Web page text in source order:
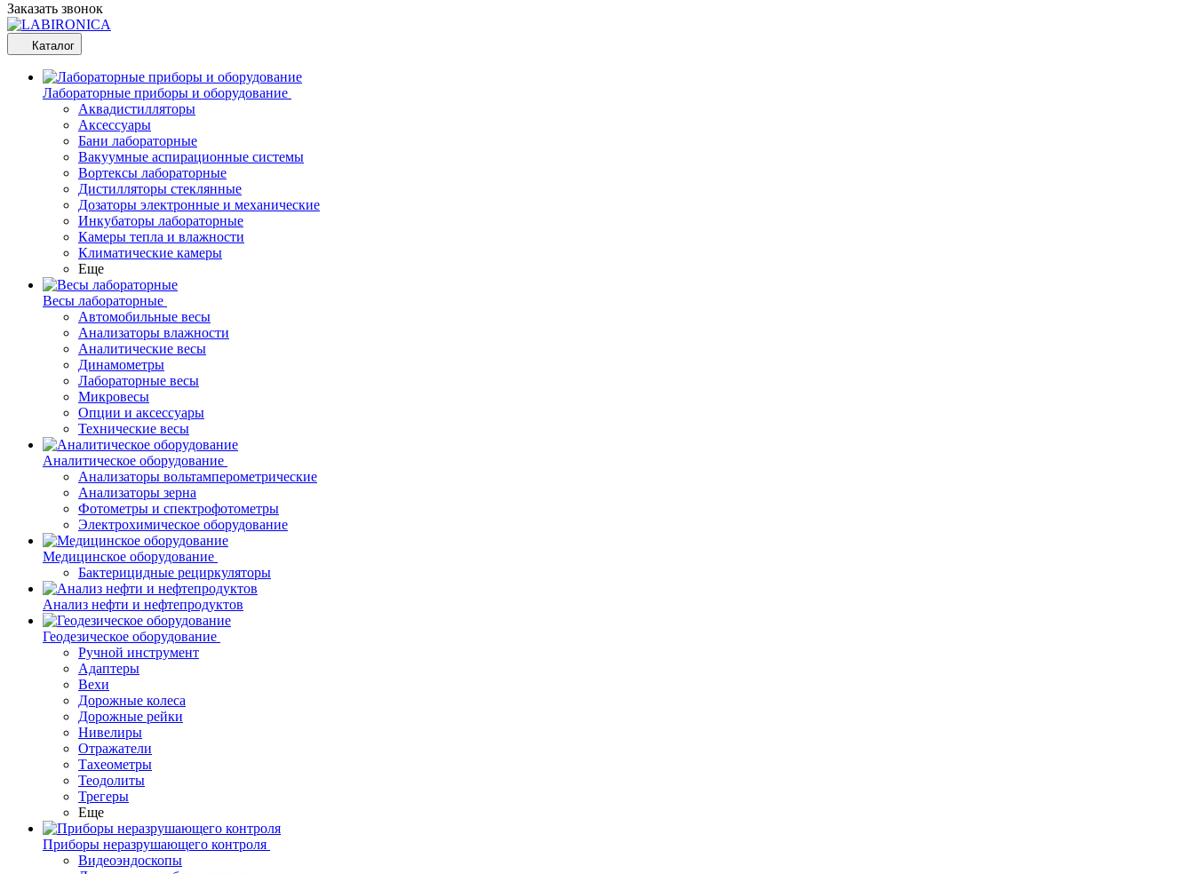
Заказать звонок
Каталог
Лабораторные приборы и оборудование
Аквадистилляторы
Аксессуары
Бани лабораторные
Вакуумные аспирационные системы
Вортексы лабораторные
Дистилляторы стеклянные
Дозаторы электронные и механические
Инкубаторы лабораторные
Камеры тепла и влажности
Климатические камеры
Еще
Весы лабораторные
Автомобильные весы
Анализаторы влажности
Аналитические весы
Динамометры
Лабораторные весы
Микровесы
Опции и аксессуары
Технические весы
Аналитическое оборудование
Анализаторы вольтамперометрические
Анализаторы зерна
Фотометры и спектрофотометры
Электрохимическое оборудование
Медицинское оборудование
Бактерицидные рециркуляторы
Анализ нефти и нефтепродуктов
Геодезическое оборудование
Ручной инструмент
Адаптеры
Вехи
Дорожные колеса
Дорожные рейки
Нивелиры
Отражатели
Тахеометры
Теодолиты
Трегеры
Еще
Приборы неразрушающего контроля
Видеоэндоскопы